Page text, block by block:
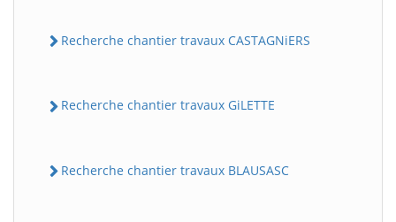
Recherche chantier travaux CASTAGNiERS
Recherche chantier travaux GiLETTE
Recherche chantier travaux BLAUSASC